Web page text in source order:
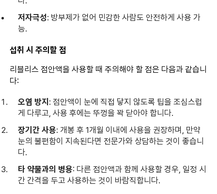
저자극성: 방부제가 없어 민감한 사람도 안전하게 사용 가
능.
섭취 시 주의할 점
리블리스 점안액을 사용할 때 주의해야 할 점은 다음과 같습니
다:
오염 방지 : 점안액이 눈에 직접 닿지 않도록 팁을 조심스럽
게 다루고, 사용 후에는 뚜껑을 꽉 닫아야 합니다.
장기간 사용: 개봉 후 1개월 이내에 사용을 권장하며, 만약
눈의 불편함이 지속된다면 전문가와 상담하는 것이 좋습니
다.
타 약물과의 병용: 다른 점안액과 함께 사용할 경우, 일정 시
간 간격을 두고 사용하는 것이 바람직합니다.